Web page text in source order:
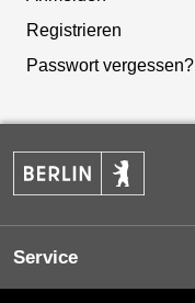
Registrieren
Passwort vergessen?
Service